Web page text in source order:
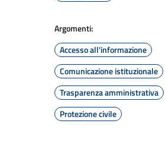
Argomenti:
Accesso all'informazione
Comunicazione istituzionale
Trasparenza amministrativa
Protezione civile